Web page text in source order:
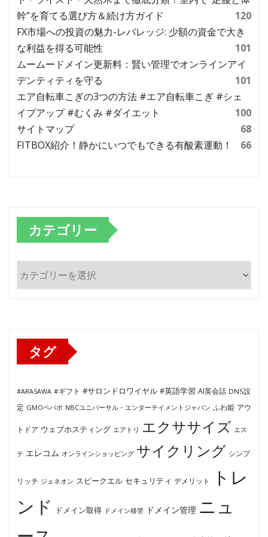
幹”を育てる選び方＆続け方ガイド
120
FX市場への投資の魅力-レバレッジ: 少額の資金で大き
な利益を得る可能性
101
ムームードメイン更新料：賢い管理でオンラインアイ
デンティティを守る
101
エア自転車こぎの3つの方法 #エア自転車こぎ #シェ
イプアップ #むくみ #ダイエット
100
サイトマップ
68
FITBOX紹介！静かにいつでもできる有酸素運動！
66
カテゴリー
カ
テ
タグ
#ARASAWA #ギフト #サロンドロワイヤル #英語学習 AI英会話 DNS設
定 GMOペパボ NBCユニバーサル・エンターテイメントジャパン ふわ姫 アウ
トドア ウェブホスティング エアトリ エクササイズ エス
テ エレコム オンラインショッピング サイクリング シンプ
リッチ ジェネオン スピークエル セキュリティ デメリット
トレ
ンド
ドメイン取得 ドメイン移管 ドメイン管理 ニュ